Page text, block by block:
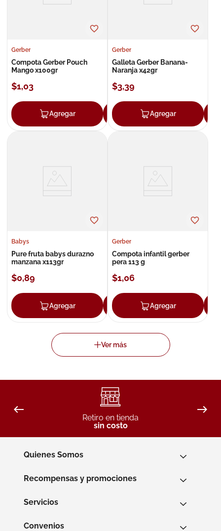
Gerber
Compota Gerber Pouch
Mango x100gr
$1,03
Agregar Agregar
Gerber
Galleta Gerber Banana-
Naranja x42gr
$3,39
Agregar
Babys
Pure fruta babys durazno
manzana x113gr
$0,89
Agregar Agregar
Gerber
Compota infantil gerber
pera 113 g
$1,06
Agregar
Retiro en tienda
sin costo
Quienes Somos
Recompensas y promociones
Servicios
Convenios